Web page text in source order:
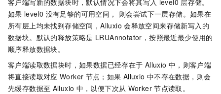
客户端写新的数据块时，默认情况下会将其写入 level0 层存储。
如果 level0 没有足够的可用空间， 则会尝试下一层存储。如果在
所有层上均未找到存储空间，Alluxio 会释放空间来存储新写入的
数据块。默认的释放策略是 LRUAnnotator，按照最近最少使用的
顺序释放数据块。
客户端读取数据块时，如果数据已经存在于 Alluxio 中，则客户端
将直接读取对应 Worker 节点；如果 Alluxio 中不存在数据，则会
先缓存数据至 Alluxio 中，以便下次从 Worker 节点读取。